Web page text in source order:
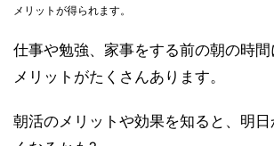
メリットが得られます。
仕事や勉強、家事をする前の朝の時間
メリットがたくさんあります。
朝活のメリットや効果を知ると、明